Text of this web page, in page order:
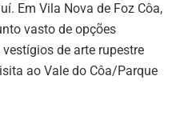
Em Vila Nova de Foz Côa,
vasto de opções
de arte rupestre
ao Vale do Côa/Parque